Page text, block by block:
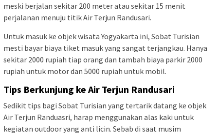
meski berjalan sekitar 200 meter atau sekitar 15 menit
perjalanan menuju titik Air Terjun Randusari.
Untuk masuk ke objek wisata Yogyakarta ini, Sobat Turisian
mesti bayar biaya tiket masuk yang sangat terjangkau. Hanya
sekitar 2000 rupiah tiap orang dan tambah biaya parkir 2000
rupiah untuk motor dan 5000 rupiah untuk mobil.
Tips Berkunjung ke Air Terjun Randusari
Sedikit tips bagi Sobat Turisian yang tertarik datang ke objek
Air Terjun Randuasri, harap menggunakan alas kaki untuk
kegiatan outdoor yang anti licin. Sebab di saat musim